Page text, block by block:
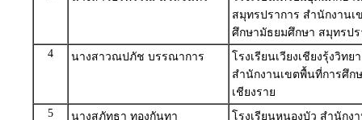
สมุทรปราการ สำนักงานเ
ศึกษามัธยมศึกษา สมุทรปร
4
นางสาวณปภัช บรรณาการ
โรงเรียนเวียงเชียงรุ้งวิทย
สำนักงานเขตพื้นที่การศึก
เชียงราย
5
นางสุภัทธา ทองกันทา
โรงเรียนหนองบัว สำนักง